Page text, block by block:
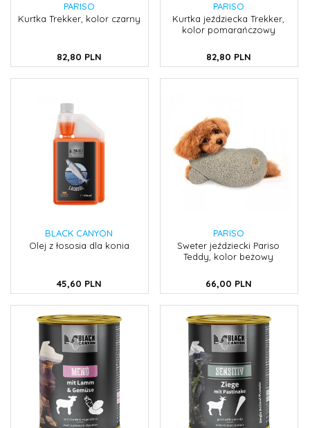
PARISO
Kurtka Trekker, kolor czarny
82,80 PLN
PARISO
Kurtka jeździecka Trekker,
kolor pomarańczowy
82,80 PLN
BLACK CANYON
Olej z łososia dla konia
45,60 PLN
PARISO
Sweter jeździecki Pariso
Teddy, kolor beżowy
66,00 PLN